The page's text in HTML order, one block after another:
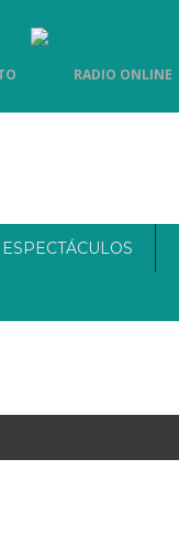
RADIO ONLINE
ESPECTÁCULOS